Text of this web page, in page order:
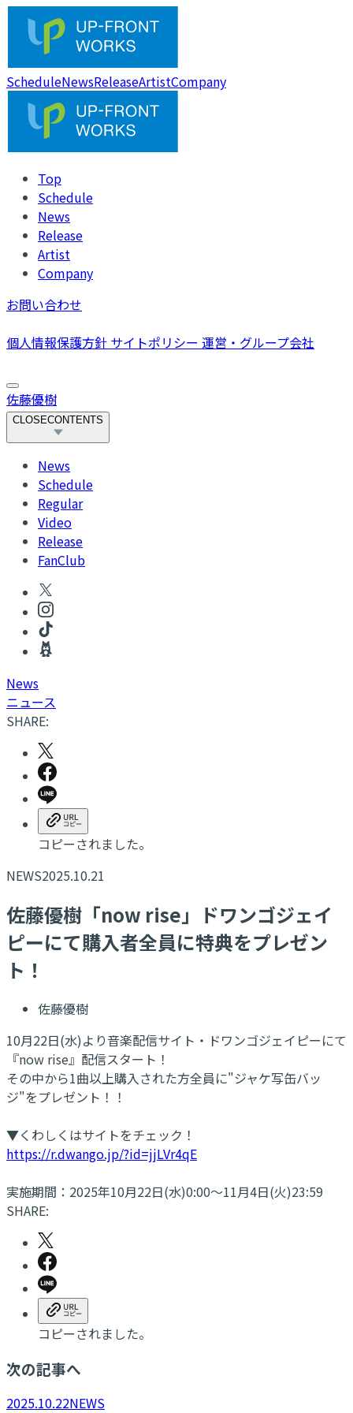
ScheduleNewsReleaseArtistCompany
Top
Schedule
News
Release
Artist
Company
お問い合わせ
個人情報保護方針 サイトポリシー 運営・グループ会社
佐藤優樹
CLOSECONTENTS
News
Schedule
Regular
Video
Release
FanClub
News
ニュース
SHARE:
コピーされました。
NEWS2025.10.21
佐藤優樹「now rise」ドワンゴジェイ
ピーにて購入者全員に特典をプレゼン
ト！
佐藤優樹
10月22日(水)より音楽配信サイト・ドワンゴジェイピーにて
『now rise』配信スタート！
その中から1曲以上購入された方全員に"ジャケ写缶バッ
ジ"をプレゼント！！
▼くわしくはサイトをチェック！
https://r.dwango.jp/?id=jjLVr4qE
実施期間：2025年10月22日(水)0:00～11月4日(火)23:59
SHARE:
コピーされました。
次の記事へ
2025.10.22NEWS